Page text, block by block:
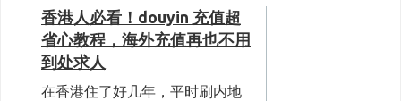
二、儲值小技巧，越長期儲值越省錢
1. 跳過APP直儲，杜絕額外扣款
海外使用者盡量不要直接使用
APP內購或是官網直儲。除了高
城：守夜人－無聲缺隙、騎士
－無言放逐、蜘蛛－無名追
光，支援回聲直購、紫薯碎片
兌換兩種取得方式
5. 第五人格 × 上海美術電影製片廠
付工具，海外常用的本地信用
卡、PayPal 无法直接完成支
付。尝试绑定境外银行卡还会触
发平台跨境风控，大概率扣款后
長年定居海外，歷經數屆抖音大
型活動儲值踩坑，這篇完整整理
香港人必看！douyin 充值超
省心教程，海外充值再也不用
到处求人
在香港住了好几年，平时刷内地